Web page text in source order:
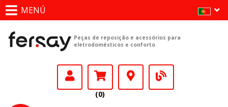
MENÚ
Peças de reposição e acessórios para
eletrodomésticos e conforto
(0)